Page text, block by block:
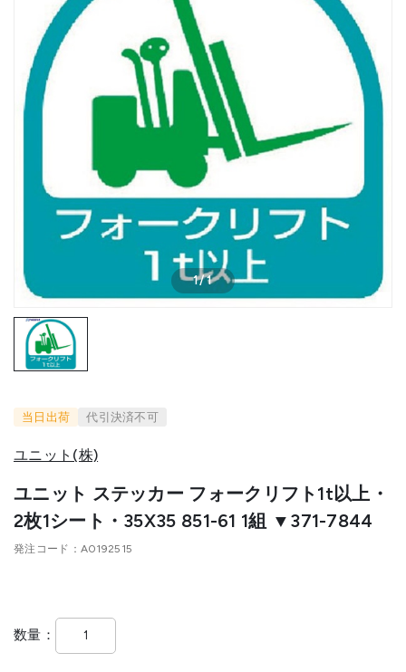
1/1
当日出荷 代引決済不可
ユニット(株)
ユニット ステッカー フォークリフト1t以上・
2枚1シート・35X35 851-61 1組 ▼371-7844
発注コード A0192515
数量